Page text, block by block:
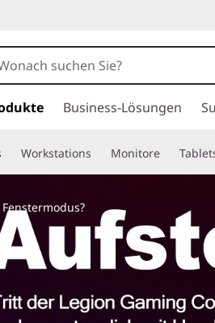
Business-Lösungen
Workstations Monitore